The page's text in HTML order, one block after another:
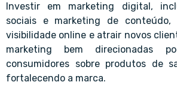
Investir em marketing digital,
sociais e marketing de conteúdo,
visibilidade online e atrair novos
marketing bem direcionadas
consumidores sobre produtos de
fortalecendo a marca.